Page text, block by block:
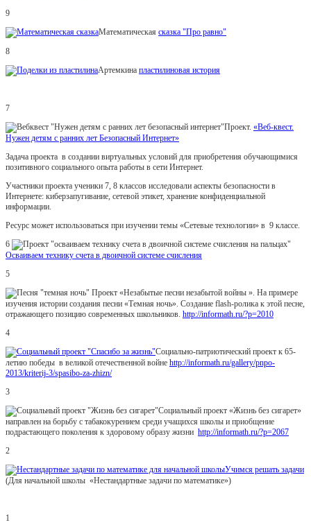
9
Математическая сказка "Про равно"
8
Артемкина пластилиновая история
7
Проект. «Веб-квест.
Нужен детям с ранних лет Безопасный Интернет»
Задача проекта в создании виртуальных условий для приобретения обучающимися
позитивного социального опыта работы в сети Интернет.
Участники проекта ученики 7, 8 классов исследовали аспекты безопасности в
Интернете: киберзапугивание, сетевой этикет, хранение конфиденциальной
информации.
Ресурс может использоваться при изучении темы «Сетевые технологии» в 9 классе.
6
Осваиваем технику счета в двоичной системе счисления
5
Проект «Незабытые песни незабытой войны ». На примере
изучения истории создания песни «Темная ночь». Создание flash-ролика к этой песне,
отражающего позицию современных школьников. http://informath.ru/?p=2010
4
Социально-патриотический проект к 65-
летию победы в великой отечественной войне http://informath.ru/gallery/pnpo-
2013/kriterij-3/spasibo-za-zhizn/
3
Социальный проект «Жизнь без сигарет»
направлен на борьбу с табакокурением среди учащихся школы и приобщение
подрастающего поколения к здоровому образу жизни http://informath.ru/?p=2067
2
Учимся решать задачи
(Для начальной школы «Нестандартные задачи по математике»)
1